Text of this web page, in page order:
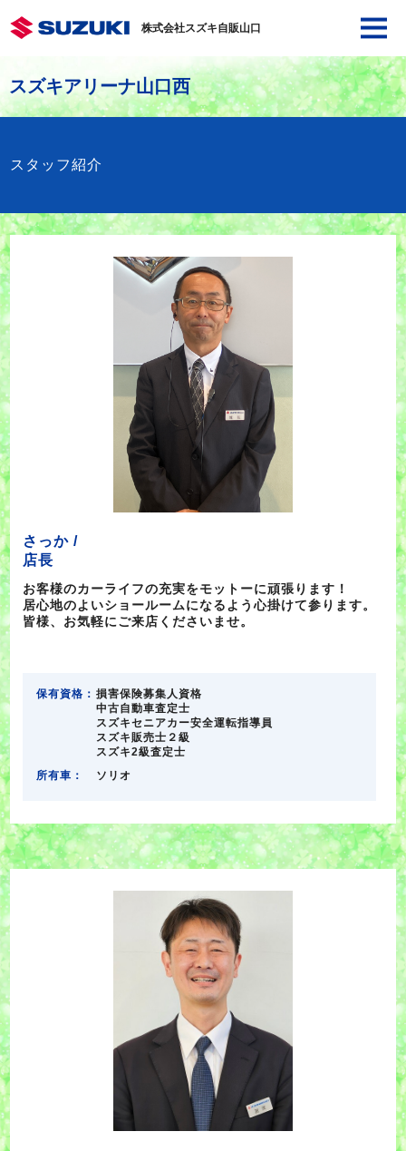
株式会社スズキ自販山口
スズキアリーナ山口西
スタッフ紹介
さっか /
店長
お客様のカーライフの充実をモットーに頑張ります！
居心地のよいショールームになるよう心掛けて参ります。
皆様、お気軽にご来店くださいませ。
保有資格： 損害保険募集人資格
中古自動車査定士
スズキセニアカー安全運転指導員
スズキ販売士２級
スズキ2級査定士
所有車：
ソリオ